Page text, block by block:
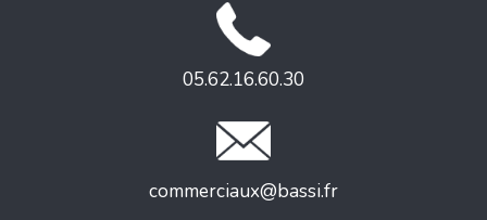
05.62.16.60.30
commerciaux@bassi.fr